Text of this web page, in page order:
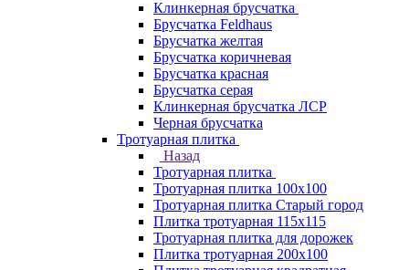
Клинкерная брусчатка
Брусчатка Feldhaus
Брусчатка желтая
Брусчатка коричневая
Брусчатка красная
Брусчатка серая
Клинкерная брусчатка ЛСР
Черная брусчатка
Тротуарная плитка
Назад
Тротуарная плитка
Тротуарная плитка 100x100
Тротуарная плитка Старый город
Плитка тротуарная 115x115
Тротуарная плитка для дорожек
Плитка тротуарная 200х100